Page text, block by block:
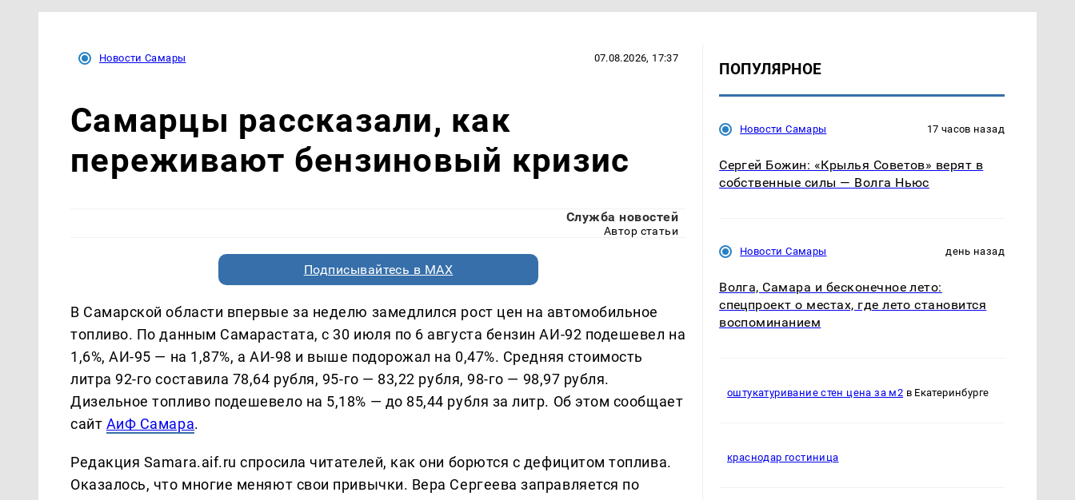
Новости Самары 07.08.2026, 17:37
Самарцы рассказали, как
переживают бензиновый кризис
Служба новостей
Автор статьи
Подписывайтесь в MAX
В Самарской области впервые за неделю замедлился рост цен на автомобильное
топливо. По данным Самарастата, с 30 июля по 6 августа бензин АИ-92 подешевел на
1,6%, АИ-95 — на 1,87%, а АИ-98 и выше подорожал на 0,47%. Средняя стоимость
литра 92-го составила 78,64 рубля, 95-го — 83,22 рубля, 98-го — 98,97 рубля.
Дизельное топливо подешевело на 5,18% — до 85,44 рубля за литр. Об этом сообщает
сайт АиФ Самара.
Редакция Samara.aif.ru спросила читателей, как они борются с дефицитом топлива.
Оказалось, что многие меняют свои привычки. Вера Сергеева заправляется по
ПОПУЛЯРНОЕ
Новости Самары 17 часов назад
Сергей Божин: «Крылья Советов» верят в
собственные силы — Волга Ньюс
Новости Самары день назад
Волга, Самара и бесконечное лето:
спецпроект о местах, где лето становится
воспоминанием
оштукатуривание стен цена за м2 в Екатеринбурге
краснодар гостиница